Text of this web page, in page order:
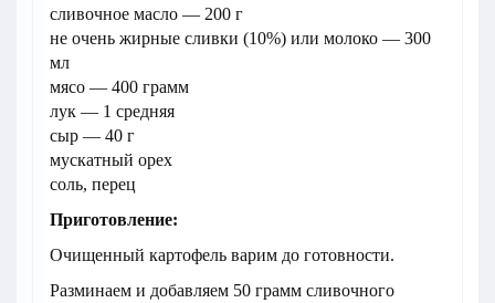
сливочное масло — 200 г
не очень жирные сливки (10%) или молоко — 300
мл
мясо — 400 грамм
лук — 1 средняя
сыр — 40 г
мускатный орех
соль, перец
Приготовление:
Очищенный картофель варим до готовности.
Разминаем и добавляем 50 грамм сливочного